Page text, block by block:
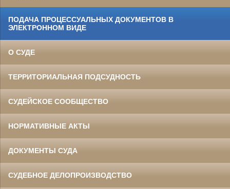
ПОДАЧА ПРОЦЕССУАЛЬНЫХ ДОКУМЕНТОВ В
ЭЛЕКТРОННОМ ВИДЕ
О СУДЕ
ТЕРРИТОРИАЛЬНАЯ ПОДСУДНОСТЬ
СУДЕЙСКОЕ СООБЩЕСТВО
НОРМАТИВНЫЕ АКТЫ
ДОКУМЕНТЫ СУДА
СУДЕБНОЕ ДЕЛОПРОИЗВОДСТВО